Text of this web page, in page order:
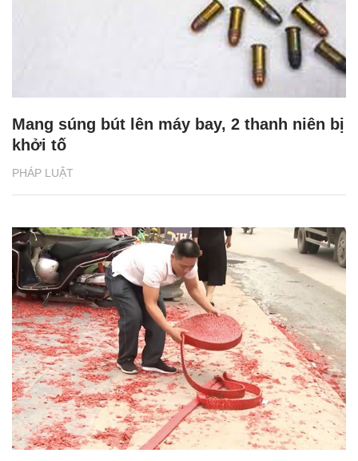
PHÁP LUẬT
Mang súng bút lên máy bay, 2 thanh niên bị
khởi tố